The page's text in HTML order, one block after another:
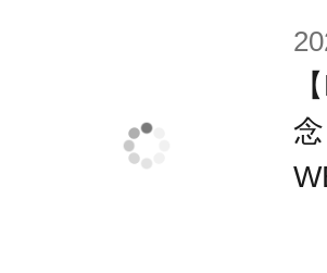
■本体連結パーツを使
ルを連結することが可